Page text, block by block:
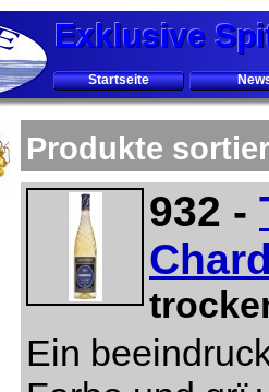
Startseite
Exklusive
Exklusive
Exklusive
Produkte
932 -
Ein